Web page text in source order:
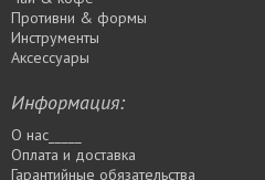
Противни & формы
Инструменты
Аксессуары
Информация:
О нас_____
Оплата и доставка
Гарантийные обязательства